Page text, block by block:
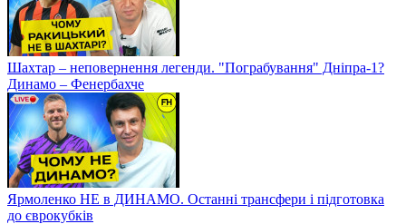
Шахтар – неповернення легенди. "Пограбування" Дніпра-1?
Динамо – Фенербахче
Ярмоленко НЕ в ДИНАМО. Останні трансфери і підготовка
до єврокубків